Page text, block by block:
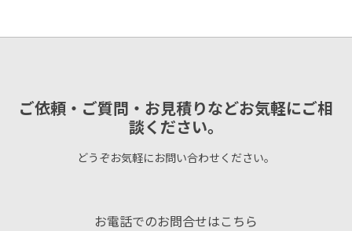
ご依頼・ご質問・お見積りなどお気軽にご相
談ください。
どうぞお気軽にお問い合わせください。
お電話でのお問合せはこちら